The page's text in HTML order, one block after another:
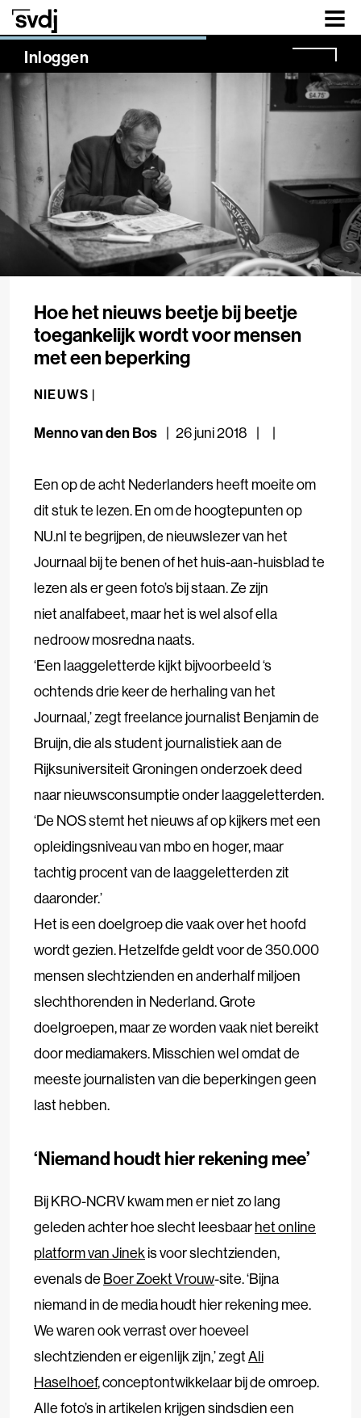
Naar hoofdinhoud
Inloggen
NaN%
Hoe het nieuws beetje bij beetje
toegankelijk wordt voor mensen
met een beperking
NIEUWS |
Menno van den Bos 26 juni 2018
Een op de acht Nederlanders heeft moeite om
dit stuk te lezen. En om de hoogtepunten op
NU.nl te begrijpen, de nieuwslezer van het
Journaal bij te benen of het huis-aan-huisblad te
lezen als er geen foto’s bij staan. Ze zijn
niet analfabeet, maar het is wel alsof ella
nedroow mosredna naats.
‘Een laaggeletterde kijkt bijvoorbeeld ‘s
ochtends drie keer de herhaling van het
Journaal,’ zegt freelance journalist Benjamin de
Bruijn, die als student journalistiek aan de
Rijksuniversiteit Groningen onderzoek deed
naar nieuwsconsumptie onder laaggeletterden.
‘De NOS stemt het nieuws af op kijkers met een
opleidingsniveau van mbo en hoger, maar
tachtig procent van de laaggeletterden zit
daaronder.’
Het is een doelgroep die vaak over het hoofd
wordt gezien. Hetzelfde geldt voor de 350.000
mensen slechtzienden en anderhalf miljoen
slechthorenden in Nederland. Grote
doelgroepen, maar ze worden vaak niet bereikt
door mediamakers. Misschien wel omdat de
meeste journalisten van die beperkingen geen
last hebben.
‘Niemand houdt hier rekening mee’
Bij KRO-NCRV kwam men er niet zo lang
geleden achter hoe slecht leesbaarhet online
platform van Jinekis voor slechtzienden,
evenals de Boer Zoekt Vrouw-site. ‘Bijna
niemand in de media houdt hier rekening mee.
We waren ook verrast over hoeveel
slechtzienden er eigenlijk zijn,’ zegtAli
Haselhoef, conceptontwikkelaar bij de omroep.
Alle foto’s in artikelen krijgen sindsdien een